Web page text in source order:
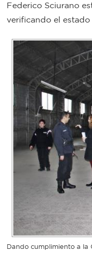
Rentas
bondi
Boleto
estudiantil
Recorrido
colectivos
Recarga
SUBE
municipal
Federico Sciurano
verificando el estado
Dando cumplimiento a la